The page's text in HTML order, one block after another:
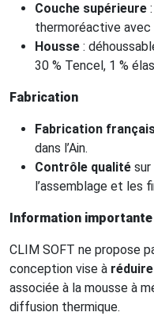
Couche supérieure
thermoréactive avec
Housse :
30 % Tencel, 1 %
Fabrication
Fabrication
dans l’Ain.
Contrôle qualité
l’assemblage et les
Information importante
CLIM SOFT ne propose
conception vise à
associée à la mousse à
diffusion thermique.